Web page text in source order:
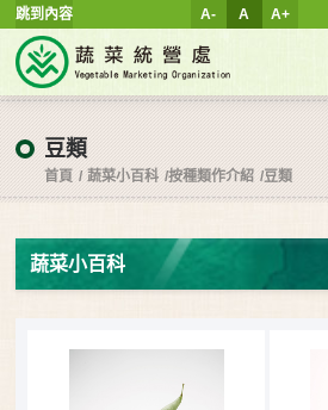
跳到內容 A- A A+
豆類
首頁 蔬菜小百科 按種類作介紹 豆類
蔬菜小百科